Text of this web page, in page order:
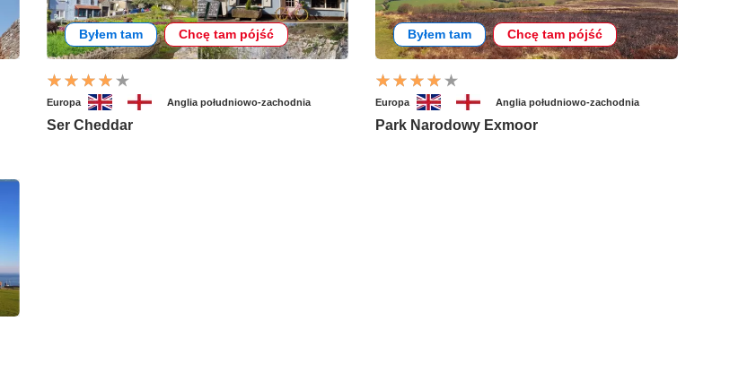
Byłem tam Chcę tam pójść
Europa Anglia południowo-zachodnia
Ser Cheddar
Byłem tam Chcę tam pójść
Europa Anglia południowo-zachodnia
Park Narodowy Exmoor